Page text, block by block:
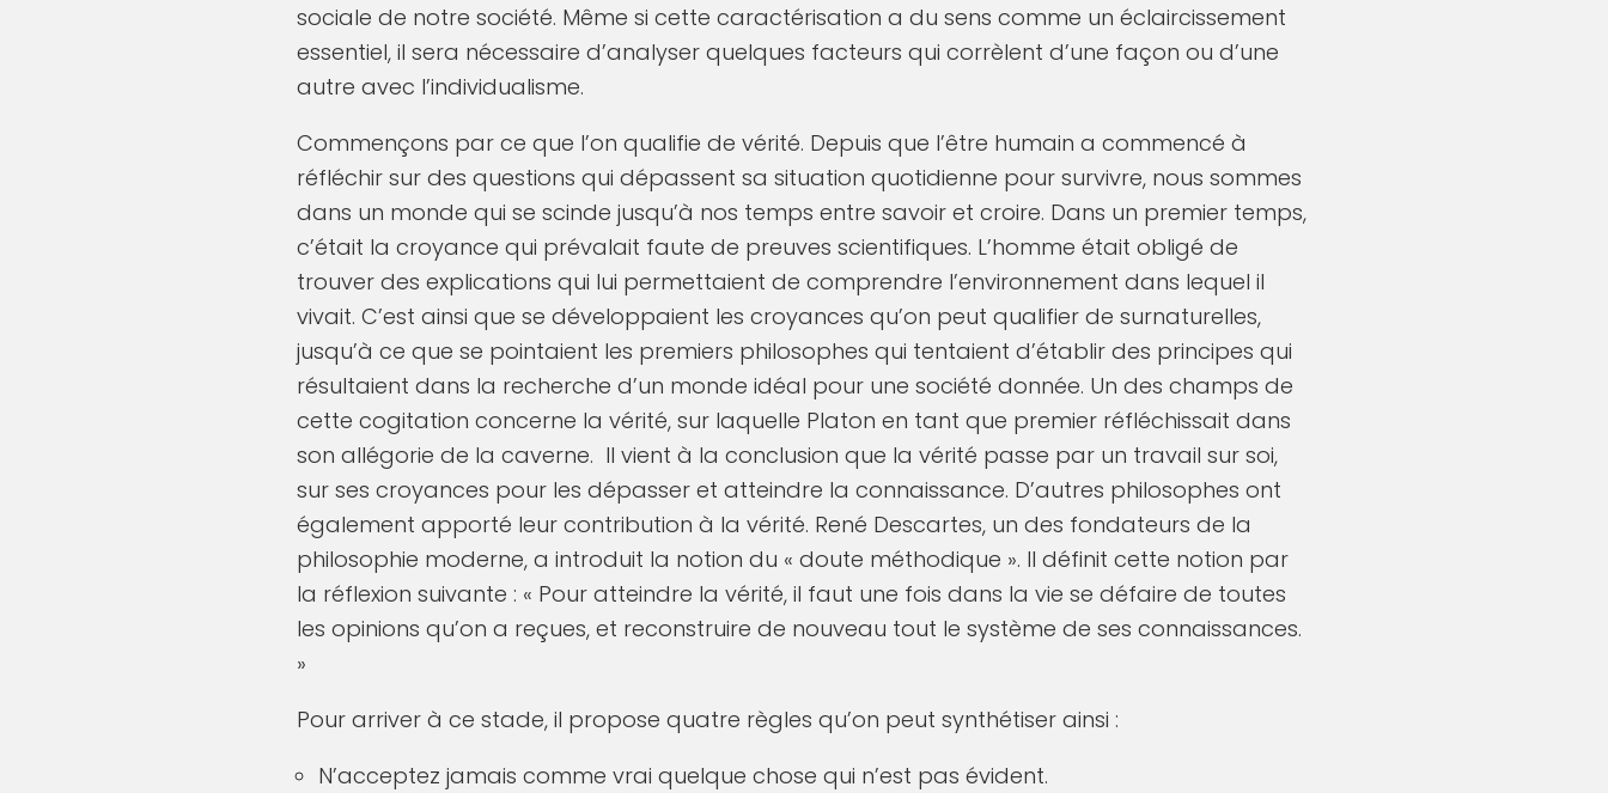
sociale de notre société. Même si cette caractérisation a du sens comme un éclaircissement
essentiel, il sera nécessaire d’analyser quelques facteurs qui corrèlent d’une façon ou d’une
autre avec l’individualisme.
Commençons par ce que l’on qualifie de vérité. Depuis que l’être humain a commencé à
réfléchir sur des questions qui dépassent sa situation quotidienne pour survivre, nous sommes
dans un monde qui se scinde jusqu’à nos temps entre savoir et croire. Dans un premier temps,
c’était la croyance qui prévalait faute de preuves scientifiques. L’homme était obligé de
trouver des explications qui lui permettaient de comprendre l’environnement dans lequel il
vivait. C’est ainsi que se développaient les croyances qu’on peut qualifier de surnaturelles,
jusqu’à ce que se pointaient les premiers philosophes qui tentaient d’établir des principes qui
résultaient dans la recherche d’un monde idéal pour une société donnée. Un des champs de
cette cogitation concerne la vérité, sur laquelle Platon en tant que premier réfléchissait dans
son allégorie de la caverne. Il vient à la conclusion que la vérité passe par un travail sur soi,
sur ses croyances pour les dépasser et atteindre la connaissance. D’autres philosophes ont
également apporté leur contribution à la vérité. René Descartes, un des fondateurs de la
philosophie moderne, a introduit la notion du « doute méthodique ». Il définit cette notion par
la réflexion suivante : « Pour atteindre la vérité, il faut une fois dans la vie se défaire de toutes
les opinions qu’on a reçues, et reconstruire de nouveau tout le système de ses connaissances.
»
Pour arriver à ce stade, il propose quatre règles qu’on peut synthétiser ainsi :
N’acceptez jamais comme vrai quelque chose qui n’est pas évident.